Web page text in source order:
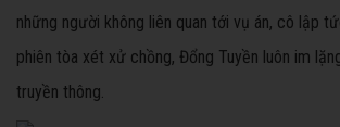
những người không liên quan tới vụ án, cô lập
phiên tòa xét xử chồng, Đổng Tuyền luôn im
truyền thông.